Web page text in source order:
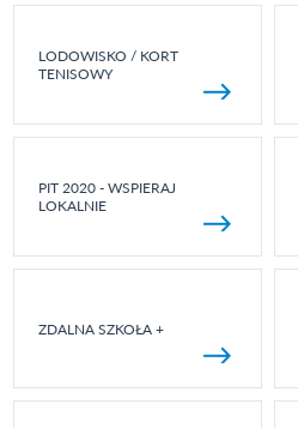
LODOWISKO / KORT
TENISOWY
PIT 2020 - WSPIERAJ
LOKALNIE
ZDALNA SZKOŁA +